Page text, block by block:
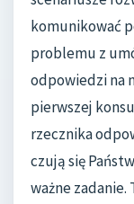
komunikować
problemu z
odpowiedzi na
pierwszej
rzecznika
czują się
ważne